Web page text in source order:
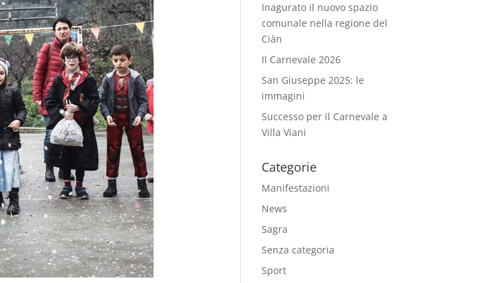
Inagurato il nuovo spazio
comunale nella regione del
Ciàn
Il Carnevale 2026
San Giuseppe 2025: le
immagini
Successo per il Carnevale a
Villa Viani
Categorie
Manifestazioni
News
Sagra
Senza categoria
Sport